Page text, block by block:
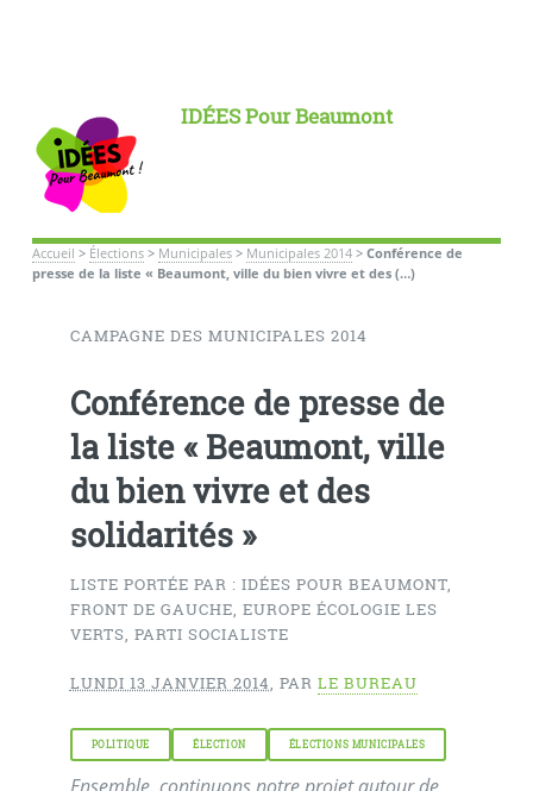
IDÉES Pour Beaumont
Accueil > Élections> Municipales> Municipales 2014> Conférence de
presse de la liste « Beaumont, ville du bien vivre et des (…)
CAMPAGNE DES MUNICIPALES 2014
Conférence de presse de
la liste « Beaumont, ville
du bien vivre et des
solidarités »
LISTE PORTÉE PAR : IDÉES POUR BEAUMONT,
FRONT DE GAUCHE, EUROPE ÉCOLOGIE LES
VERTS, PARTI SOCIALISTE
LUNDI 13 JANVIER 2014, PAR LE BUREAU
POLITIQUE ÉLECTION ÉLECTIONS MUNICIPALES